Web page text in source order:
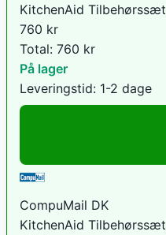
KitchenAid Tilbehørssæt
760 kr
Total: 760 kr
På lager
Leveringstid: 1-2 dage
CompuMail DK
KitchenAid Tilbehørssæt